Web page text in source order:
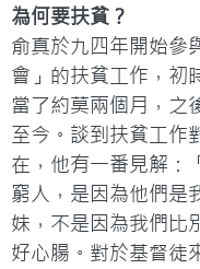
為何要扶貧？
俞真於九四年開始參
會」的扶貧工作，初
當了約莫兩個月，之
至今。談到扶貧工作
在，他有一番見解：
窮人，是因為他們是
妹，不是因為我們比
好心腸。對於基督徒